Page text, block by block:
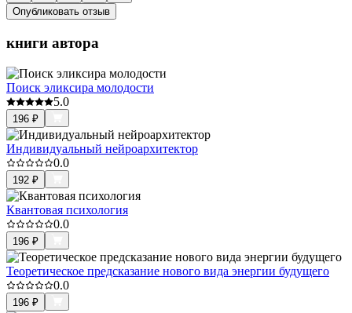
Опубликовать отзыв
книги автора
Поиск эликсира молодости
5.0
196 ₽
Индивидуальный нейроархитектор
0.0
192 ₽
Квантовая психология
0.0
196 ₽
Теоретическое предсказание нового вида энергии будущего
0.0
196 ₽